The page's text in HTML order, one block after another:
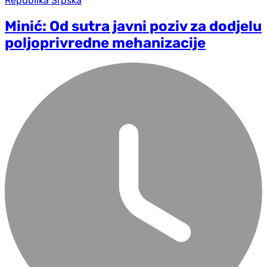
Minić: Od sutra javni poziv za dodjelu
poljoprivredne mehanizacije